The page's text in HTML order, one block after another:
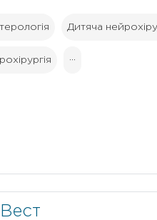
Дитяча
···